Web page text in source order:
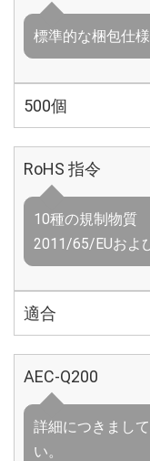
標準的な梱包仕
500個
RoHS 指令
10種の規制物質
2011/65/EUおよ
適合
AEC-Q200
詳細につきまし
い。